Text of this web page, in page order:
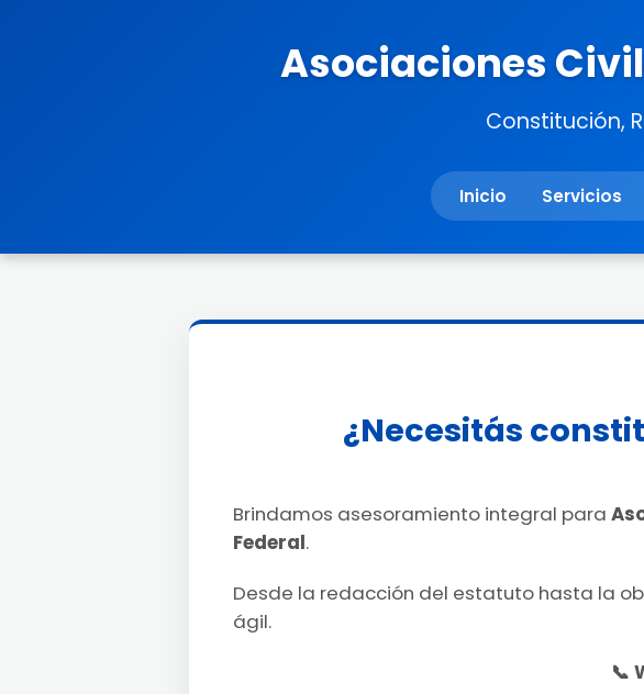
Asociaciones
Constitución,
Inicio Servicios
¿Necesitás
Brindamos asesoramiento integral para
Federal.
Desde la redacción del estatuto hasta la
ágil.
📞